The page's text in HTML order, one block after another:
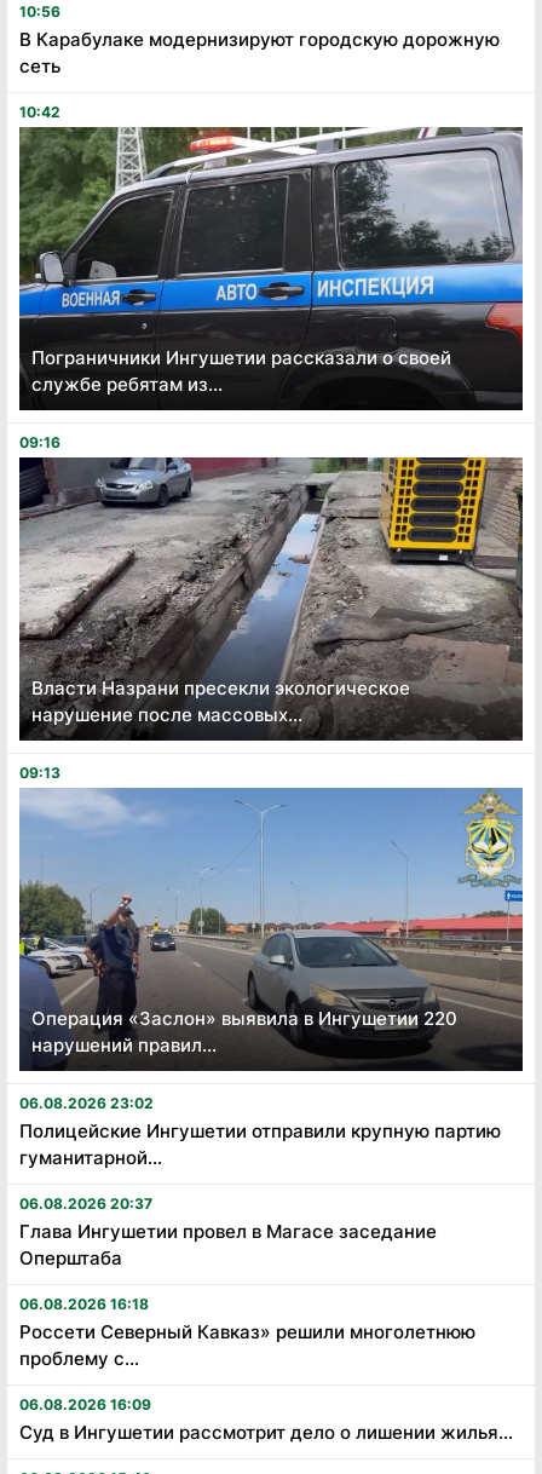
10:56
В Карабулаке модернизируют городскую дорожную
сеть
10:42
Пограничники Ингушетии рассказали о своей
службе ребятам из...
09:16
Власти Назрани пресекли экологическое
нарушение после массовых...
09:13
Операция «Заслон» выявила в Ингушетии 220
нарушений правил...
06.08.2026 23:02
Полицейские Ингушетии отправили крупную партию
гуманитарной...
06.08.2026 20:37
Глава Ингушетии провел в Магасе заседание
Оперштаба
06.08.2026 16:18
Россети Северный Кавказ» решили многолетнюю
проблему с...
06.08.2026 16:09
Суд в Ингушетии рассмотрит дело о лишении жилья...